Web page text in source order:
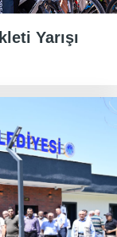
Yarışı